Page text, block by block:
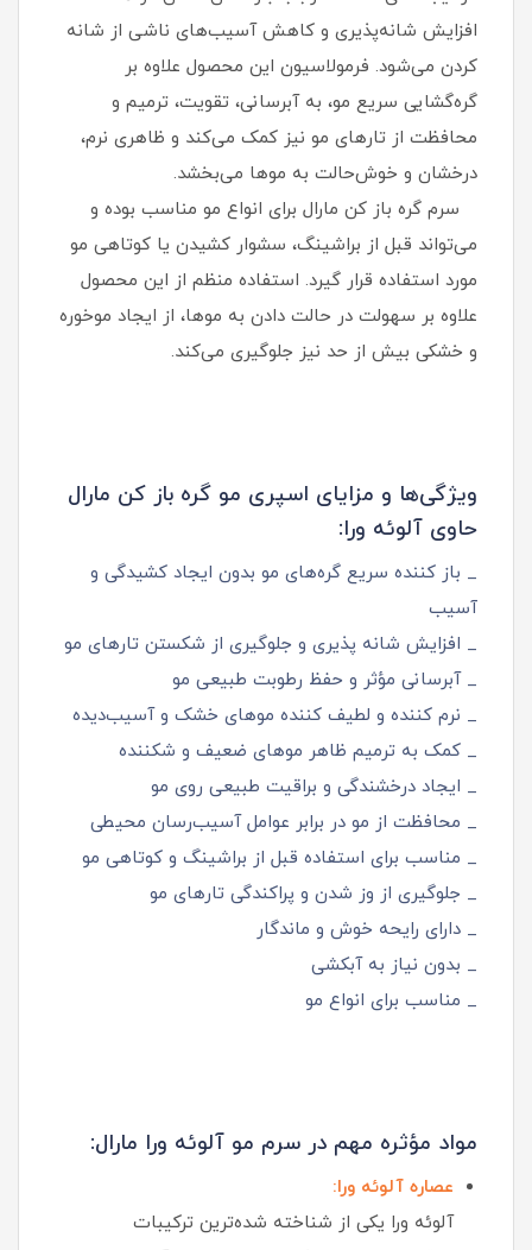
افزایش شانه‌پذیری و کاهش آسیب‌های ناشی از شانه
کردن می‌شود. فرمولاسیون این محصول علاوه بر
گره‌گشایی سریع مو، به آبرسانی، تقویت، ترمیم و
محافظت از تارهای مو نیز کمک می‌کند و ظاهری نرم،
درخشان و خوش‌حالت به موها می‌بخشد.
سرم گره باز کن مارال برای انواع مو مناسب بوده و
می‌تواند قبل از براشینگ، سشوار کشیدن یا کوتاهی مو
مورد استفاده قرار گیرد. استفاده منظم از این محصول
علاوه بر سهولت در حالت دادن به موها، از ایجاد موخوره
و خشکی بیش از حد نیز جلوگیری می‌کند.
ویژگی‌ها و مزایای اسپری مو گره باز کن مارال
حاوی آلوئه ورا:
_ باز کننده سریع گره‌های مو بدون ایجاد کشیدگی و
آسیب
_ افزایش شانه‌ پذیری و جلوگیری از شکستن تارهای مو
_ آبرسانی مؤثر و حفظ رطوبت طبیعی مو
_ نرم کننده و لطیف کننده موهای خشک و آسیب‌دیده
_ کمک به ترمیم ظاهر موهای ضعیف و شکننده
_ ایجاد درخشندگی و براقیت طبیعی روی مو
_ محافظت از مو در برابر عوامل آسیب‌رسان محیطی
_ مناسب برای استفاده قبل از براشینگ و کوتاهی مو
_ جلوگیری از وز شدن و پراکندگی تارهای مو
_ دارای رایحه خوش و ماندگار
_ بدون نیاز به آبکشی
_ مناسب برای انواع مو
مواد مؤثره مهم در سرم مو آلوئه ورا مارال:
عصاره آلوئه ورا:
آلوئه ورا یکی از شناخته‌ شده‌ترین ترکیبات